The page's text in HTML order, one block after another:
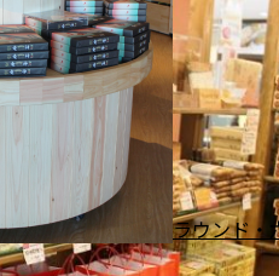
ラウンド・